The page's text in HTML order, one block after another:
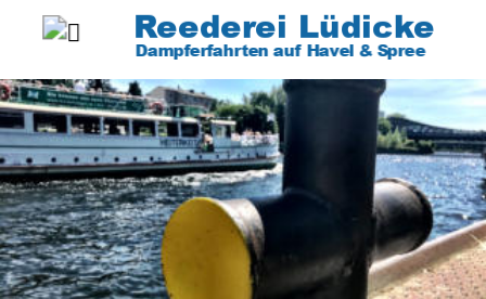
Dampferfahrten auf Havel & Spree
Reederei Lüdicke